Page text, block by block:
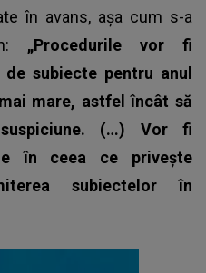
în avans, așa cum s-a
„Procedurile vor fi
subiecte pentru anul
mare, astfel încât să
(…) Vor fi
în ceea ce priveşte
subiectelor în